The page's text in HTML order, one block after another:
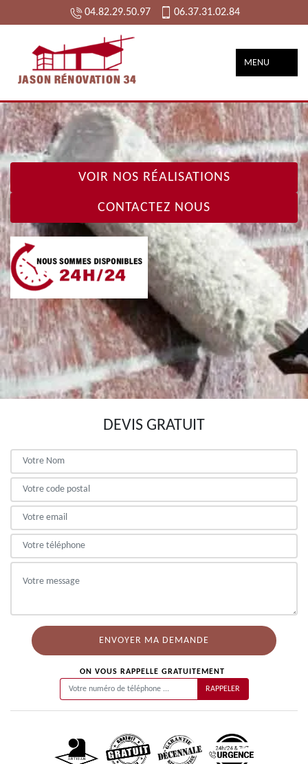
04.82.29.50.97 06.37.31.02.84
MENU
VOIR NOS RÉALISATIONS
CONTACTEZ NOUS
DEVIS GRATUIT
ON VOUS RAPPELLE GRATUITEMENT